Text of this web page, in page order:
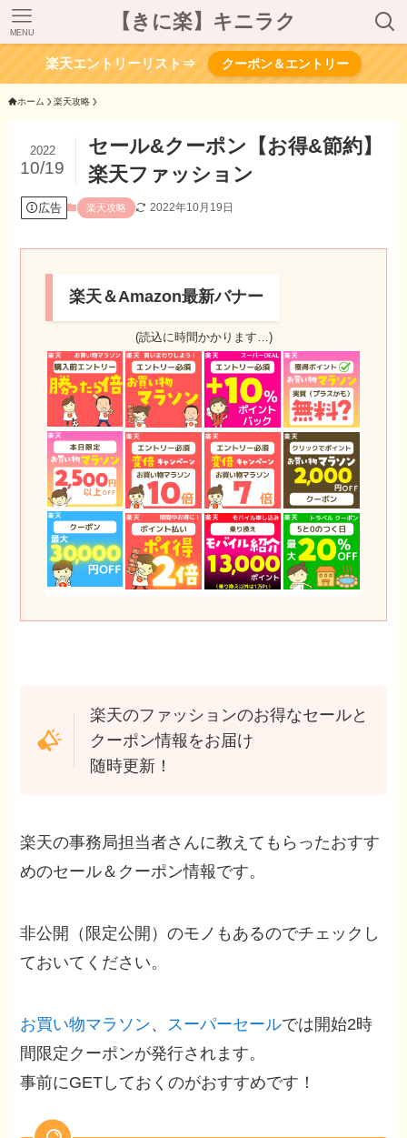
【きに楽】キニラク
MENU
楽天エントリーリスト⇒ クーポン＆エントリー
ホーム 楽天攻略
セール&クーポン【お得&節約】
楽天ファッション
2022
10/19
広告 楽天攻略 2022年10月19日
楽天＆Amazon最新バナー
(読込に時間かかります…)
楽天のファッションのお得なセールと
クーポン情報をお届け
随時更新！
楽天の事務局担当者さんに教えてもらったおすす
めのセール＆クーポン情報です。
非公開（限定公開）のモノもあるのでチェックし
ておいてください。
お買い物マラソン、 スーパーセールでは開始2時
間限定クーポンが発行されます。
事前にGETしておくのがおすすめです！